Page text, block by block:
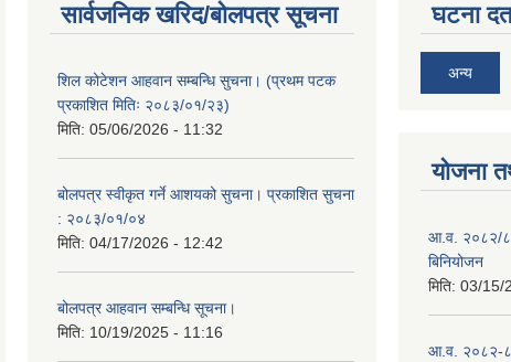
सार्वजनिक खरिद/बोलपत्र सूचना
शिल कोटेशन आहवान सम्बन्धि सुचना। (प्रथम पटक
प्रकाशित मितिः २०८३/०१/२३)
मिति: 05/06/2026 - 11:32
बोलपत्र स्वीकृत गर्ने आशयको सुचना। प्रकाशित सुचना
: २०८३/०१/०४
मिति: 04/17/2026 - 12:42
बोलपत्र आहवान सम्बन्धि सूचना।
मिति: 10/19/2025 - 11:16
घटना
अन्य
योजना
आ.व. २०८२/
बिनियोजन
मिति: 03/15/
आ.व. २०८२-